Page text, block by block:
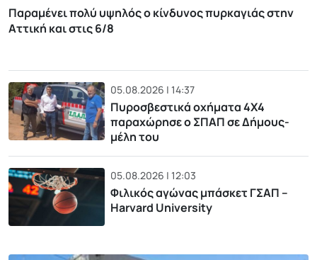
Παραμένει πολύ υψηλός ο κίνδυνος πυρκαγιάς στην
Αττική και στις 6/8
05.08.2026 | 14:37
Πυροσβεστικά οχήματα 4Χ4
παραχώρησε ο ΣΠΑΠ σε Δήμους-
μέλη του
05.08.2026 | 12:03
Φιλικός αγώνας μπάσκετ ΓΣΑΠ –
Harvard University